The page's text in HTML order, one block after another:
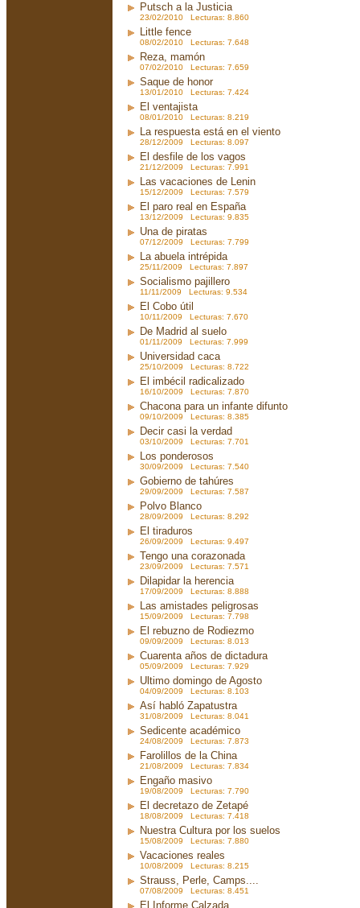
Putsch a la Justicia
23/02/2010 Lecturas: 8.860
Little fence
08/02/2010 Lecturas: 7.648
Reza, mamón
07/02/2010 Lecturas: 7.659
Saque de honor
13/01/2010 Lecturas: 7.424
El ventajista
08/01/2010 Lecturas: 8.219
La respuesta está en el viento
28/12/2009 Lecturas: 8.097
El desfile de los vagos
21/12/2009 Lecturas: 7.991
Las vacaciones de Lenin
15/12/2009 Lecturas: 7.579
El paro real en España
13/12/2009 Lecturas: 9.835
Una de piratas
07/12/2009 Lecturas: 7.799
La abuela intrépida
25/11/2009 Lecturas: 7.897
Socialismo pajillero
11/11/2009 Lecturas: 9.534
El Cobo útil
10/11/2009 Lecturas: 7.670
De Madrid al suelo
01/11/2009 Lecturas: 7.999
Universidad caca
25/10/2009 Lecturas: 8.722
El imbécil radicalizado
16/10/2009 Lecturas: 7.870
Chacona para un infante difunto
09/10/2009 Lecturas: 8.385
Decir casi la verdad
03/10/2009 Lecturas: 7.701
Los ponderosos
30/09/2009 Lecturas: 7.540
Gobierno de tahúres
29/09/2009 Lecturas: 7.587
Polvo Blanco
28/09/2009 Lecturas: 8.292
El tiraduros
26/09/2009 Lecturas: 9.497
Tengo una corazonada
23/09/2009 Lecturas: 7.571
Dilapidar la herencia
17/09/2009 Lecturas: 8.888
Las amistades peligrosas
15/09/2009 Lecturas: 7.798
El rebuzno de Rodiezmo
09/09/2009 Lecturas: 8.013
Cuarenta años de dictadura
05/09/2009 Lecturas: 7.929
Ultimo domingo de Agosto
04/09/2009 Lecturas: 8.103
Así habló Zapatustra
31/08/2009 Lecturas: 8.041
Sedicente académico
24/08/2009 Lecturas: 7.873
Farolillos de la China
21/08/2009 Lecturas: 7.834
Engaño masivo
19/08/2009 Lecturas: 7.790
El decretazo de Zetapé
18/08/2009 Lecturas: 7.418
Nuestra Cultura por los suelos
15/08/2009 Lecturas: 7.880
Vacaciones reales
10/08/2009 Lecturas: 8.215
Strauss, Perle, Camps....
07/08/2009 Lecturas: 8.451
El Informe Calzada